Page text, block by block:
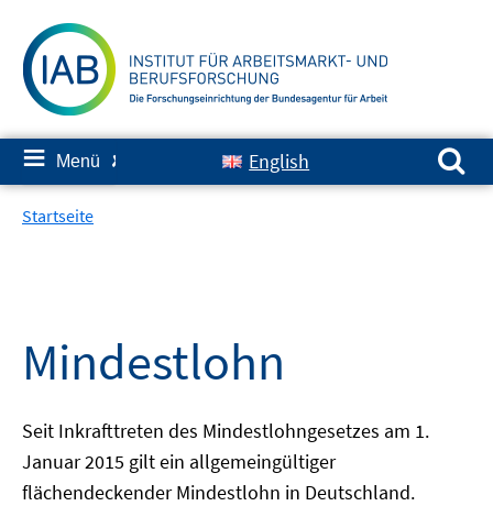
zum
Inhalt
≡ Menü ✘ English
Suchen nach:
Startseite
Mindestlohn
Seit Inkrafttreten des Mindestlohngesetzes am 1.
Januar 2015 gilt ein allgemeingültiger
flächendeckender Mindestlohn in Deutschland.